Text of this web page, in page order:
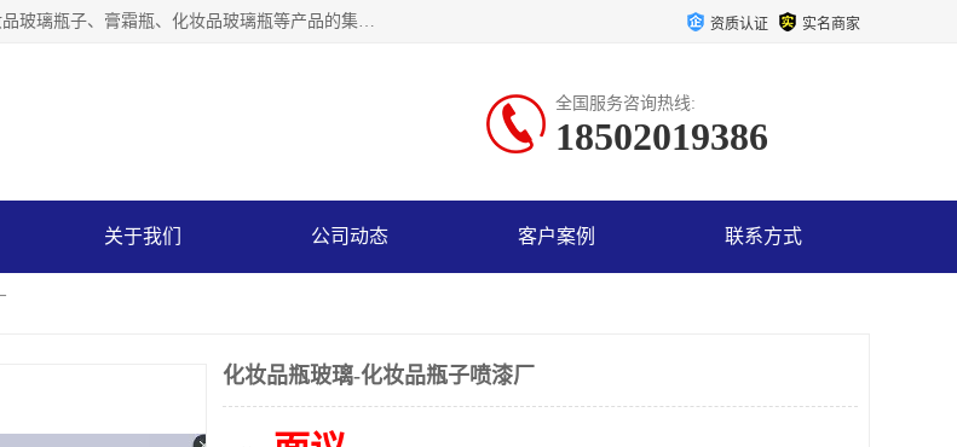
【1分钟前更新】广州乐鑫玻璃制品有限公司是一家专业从事化妆品瓶子、化妆品玻璃瓶子、膏霜瓶、化妆品玻璃瓶等产品的集开发研制、生产、销售于一体的实业型玻璃制品生产企业。产品从设计、开模、试样、生产、蒙砂、抛光、喷涂、高低温单色及多色印刷，烫金（银）到交货实现一条龙服务。 资质认证 实名商家
全国服务咨询热线:
18502019386
关于我们 公司动态 客户案例 联系方式
化妆品瓶玻璃-化妆品瓶子喷漆厂